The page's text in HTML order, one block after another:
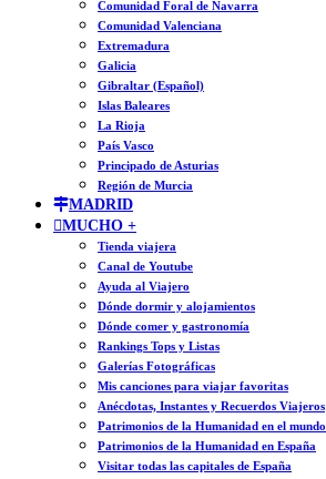
Comunidad Foral de Navarra
Comunidad Valenciana
Extremadura
Galicia
Gibraltar (Español)
Islas Baleares
La Rioja
País Vasco
Principado de Asturias
Región de Murcia
MADRID
MUCHO +
Tienda viajera
Canal de Youtube
Ayuda al Viajero
Dónde dormir y alojamientos
Dónde comer y gastronomía
Rankings Tops y Listas
Galerías Fotográficas
Mis canciones para viajar favoritas
Anécdotas, Instantes y Recuerdos Viajeros
Patrimonios de la Humanidad en el mundo
Patrimonios de la Humanidad en España
Visitar todas las capitales de España